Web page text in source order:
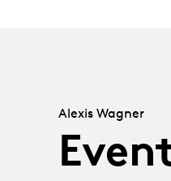
Alexis Wagner